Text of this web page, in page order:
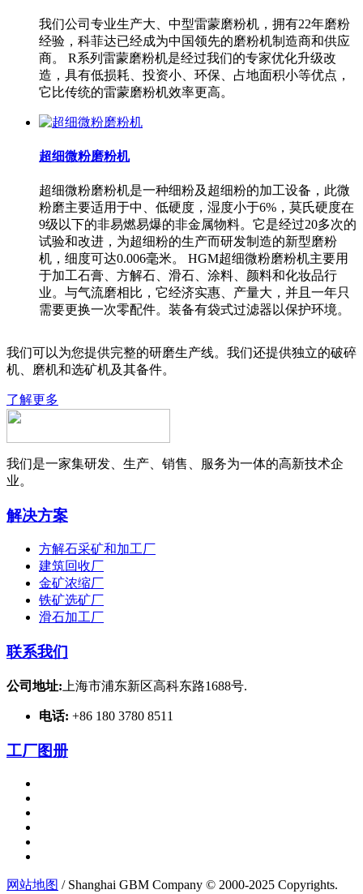
我们公司专业生产大、中型雷蒙磨粉机，拥有22年磨粉
经验，科菲达已经成为中国领先的磨粉机制造商和供应
商。 R系列雷蒙磨粉机是经过我们的专家优化升级改
造，具有低损耗、投资小、环保、占地面积小等优点，
它比传统的雷蒙磨粉机效率更高。
超细微粉磨粉机
超细微粉磨粉机是一种细粉及超细粉的加工设备，此微
粉磨主要适用于中、低硬度，湿度小于6%，莫氏硬度在
9级以下的非易燃易爆的非金属物料。它是经过20多次的
试验和改进，为超细粉的生产而研发制造的新型磨粉
机，细度可达0.006毫米。 HGM超细微粉磨粉机主要用
于加工石膏、方解石、滑石、涂料、颜料和化妆品行
业。与气流磨相比，它经济实惠、产量大，并且一年只
需要更换一次零配件。装备有袋式过滤器以保护环境。
我们可以为您提供完整的研磨生产线。我们还提供独立的破碎
机、磨机和选矿机及其备件。
了解更多
我们是一家集研发、生产、销售、服务为一体的高新技术企
业。
解决方案
方解石采矿和加工厂
建筑回收厂
金矿浓缩厂
铁矿选矿厂
滑石加工厂
联系我们
公司地址: 上海市浦东新区高科东路1688号.
电话: +86 180 3780 8511
工厂图册
网站地图 / Shanghai GBM Company © 2000-2025 Copyrights.